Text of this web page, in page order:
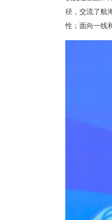
径，交流了航
性；面向一线